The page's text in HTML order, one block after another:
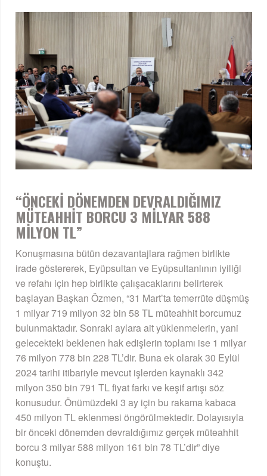
“ÖNCEKİ DÖNEMDEN DEVRALDIĞIMIZ
MÜTEAHHİT BORCU 3 MİLYAR 588
MİLYON TL”
Konuşmasına bütün dezavantajlara rağmen birlikte
irade göstererek, Eyüpsultan ve Eyüpsultanlının iyiliği
ve refahı için hep birlikte çalışacaklarını belirterek
başlayan Başkan Özmen, “31 Mart’ta temerrüte düşmüş
1 milyar 719 milyon 32 bin 58 TL müteahhit borcumuz
bulunmaktadır. Sonraki aylara ait yüklenmelerin, yani
gelecekteki beklenen hak edişlerin toplamı ise 1 milyar
76 milyon 778 bin 228 TL’dir. Buna ek olarak 30 Eylül
2024 tarihi itibariyle mevcut işlerden kaynaklı 342
milyon 350 bin 791 TL fiyat farkı ve keşif artışı söz
konusudur. Önümüzdeki 3 ay için bu rakama kabaca
450 milyon TL eklenmesi öngörülmektedir. Dolayısıyla
bir önceki dönemden devraldığımız gerçek müteahhit
borcu 3 milyar 588 milyon 161 bin 78 TL’dir” diye
konuştu.